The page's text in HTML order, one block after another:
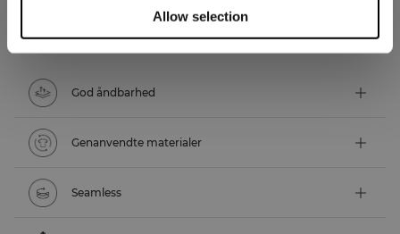
Allow selection
Tekniske funktioner
God åndbarhed
Genanvendte materialer
Seamless